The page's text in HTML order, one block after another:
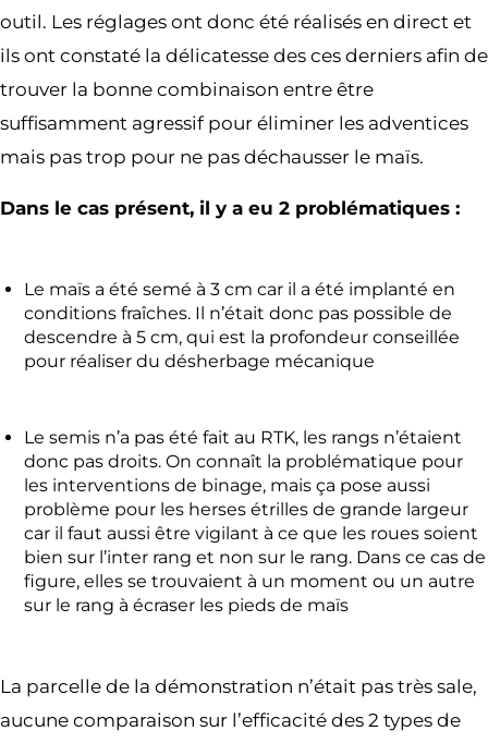
outil. Les réglages ont donc été réalisés en direct et
ils ont constaté la délicatesse des ces derniers afin de
trouver la bonne combinaison entre être
suffisamment agressif pour éliminer les adventices
mais pas trop pour ne pas déchausser le maïs.
Dans le cas présent, il y a eu 2 problématiques :
Le maïs a été semé à 3 cm car il a été implanté en
conditions fraîches. Il n’était donc pas possible de
descendre à 5 cm, qui est la profondeur conseillée
pour réaliser du désherbage mécanique
Le semis n’a pas été fait au RTK, les rangs n’étaient
donc pas droits. On connaît la problématique pour
les interventions de binage, mais ça pose aussi
problème pour les herses étrilles de grande largeur
car il faut aussi être vigilant à ce que les roues soient
bien sur l’inter rang et non sur le rang. Dans ce cas de
figure, elles se trouvaient à un moment ou un autre
sur le rang à écraser les pieds de maïs
La parcelle de la démonstration n’était pas très sale,
aucune comparaison sur l’efficacité des 2 types de